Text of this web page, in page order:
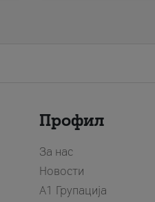
Профил
За нас
Новости
А1 Групација